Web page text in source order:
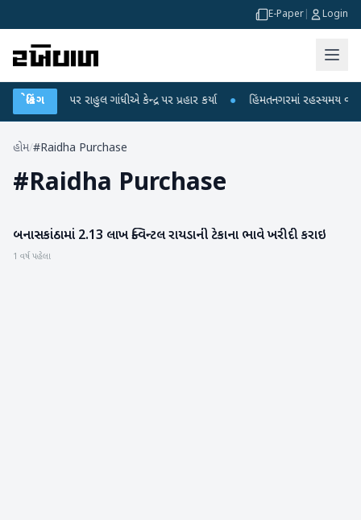
E-Paper Login
બ્રેકિંગ
આરોપો પર રાહુલ ગાંધીએ કેન્દ્ર પર પ્રહાર કર્યા ● હિંમતનગરમાં રહસ્યમય વાયરસ
હોમ/#Raidha Purchase
#Raidha Purchase
બનાસકાંઠા
બનાસકાંઠામાં 2.13 લાખ ક્વિન્ટલ રાયડાની ટેકાના ભાવે ખરીદી કરાઇ
1 વર્ષ પહેલા